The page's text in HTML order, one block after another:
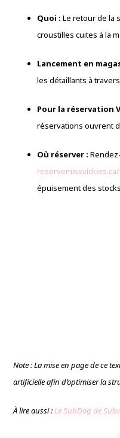
Quoi : Le retour de la
croustilles cuites à la
Lancement en
les détaillants à
Pour la réservation
réservations ouvrent
Où réserver :
épuisement des
Note : La mise en page de ce
artificielle afin d’optimiser la
À lire aussi :Le SubDog de